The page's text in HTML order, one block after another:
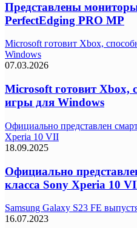
Представлены
PerfectEdging PRO MP
Microsoft готовит Xbox,
Windows
07.03.2026
Microsoft готовит Xbox,
игры для Windows
Официально представлен
Xperia 10 VII
18.09.2025
Официально
класса Sony Xperia 10
Samsung Galaxy S23 FE
16.07.2023